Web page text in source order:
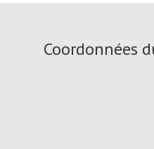
Coordonnées